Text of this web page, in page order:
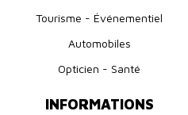
Tourisme - Événementiel
Automobiles
Opticien - Santé
INFORMATIONS